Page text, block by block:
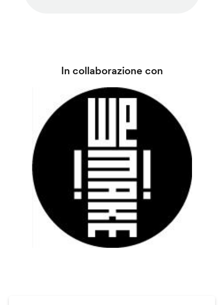
In collaborazione con